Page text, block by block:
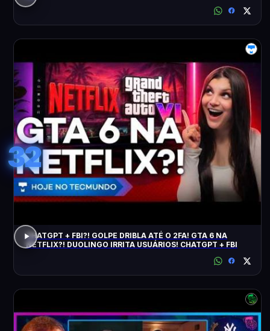
32
CHATGPT + FBI?! GOLPE DRIBLA ATÉ O 2FA! GTA 6 NA
NETFLIX?! DUOLINGO IRRITA USUÁRIOS! CHATGPT + FBI